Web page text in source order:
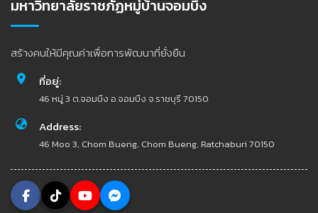
มหาวิทยาลัยราชภัฏหมู่บ้านจอมบึง
สร้างคนให้มีคุณค่าเพื่อการพัฒนาที่ยั่งยืน
ที่อยู่:
46 หมู่ 3 ต.จอมบึง อ.จอมบึง จ.ราชบุรี 70150
Address:
46 Moo 3, Chom Bueng, Chom Bueng, Ratchaburi 70150